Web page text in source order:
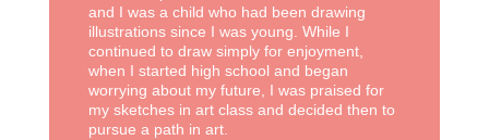
and I was a child who had been drawing
illustrations since I was young. While I
continued to draw simply for enjoyment,
when I started high school and began
worrying about my future, I was praised for
my sketches in art class and decided then to
pursue a path in art.